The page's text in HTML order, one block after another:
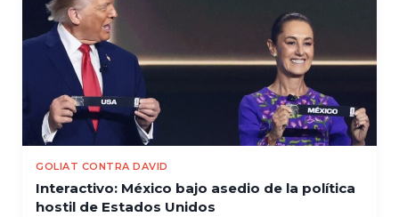
GOLIAT CONTRA DAVID
Interactivo: México bajo asedio de la política
hostil de Estados Unidos